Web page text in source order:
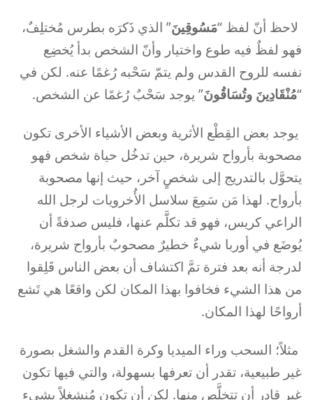
لاحظ أنّ لفظ “مَسُوقِينَ” الذي ذَكرَه بطرس مُختلِفٌ،
فهو لفظٌ فيه طوع واختيار وأنّ الشخص بدأ يُخضِع
نفسه للروح القدس ولم يتمّ سَحْبه رُغمًا عنه. لكن في
“مُنْقَادِينَ وتُسَاقُونَ” يوجد سَحْبٌ رُغمًا عن الشخص.
يوجد بعض القِطْع الأثرية وبعض الأشياء الأخرى تكون
مصحوبة بأرواح شريرة، حين تدخُل حياة شخص فهو
يتحوَّل بالتدريج إلى شخصٍ آخر، حيث إنها مصحوبة
بأرواح. لهذا مَن سَمِعَ سلاسل الأُخرويات لرجل الله
الراعي كريس، فهو قد تكلَّم عنها، فليس صدفةً أن
يُوضَع في أوربا شيءٌ خطيرٌ مصحوبٌ بأرواح شريرة،
لدرجة أنه بعد فترة تمَّ اكتشاف أن بعض الناس قَلِقوا
من هذا الشيء فخافوا بهذا المكان لكن واقعًا هي تَشع
أرواحًا لهذا المكان.
مثلاً؛ السحب وراء الميديا وكرة القدم والشغل بصورة
غير طبيعية، تقدر أن تعرفها بسهولة، والتي فيها تكون
غير قادِر أن تتخلَّص منها. لكن أن تكون مُنشغِلاً بشيء